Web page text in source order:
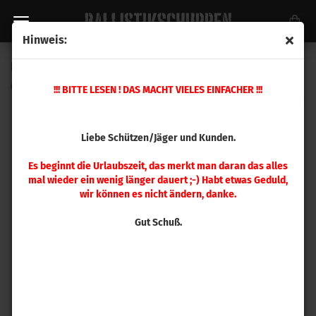
Hinweis:
!!! BITTE LESEN ! DAS MACHT VIELES EINFACHER !!!
Liebe Schützen/Jäger und Kunden.
Es beginnt die Urlaubszeit, das merkt man daran das alles
mal wieder ein wenig länger dauert ;-) Habt etwas Geduld,
wir können es nicht ändern, danke.
Gut Schuß.
546246)